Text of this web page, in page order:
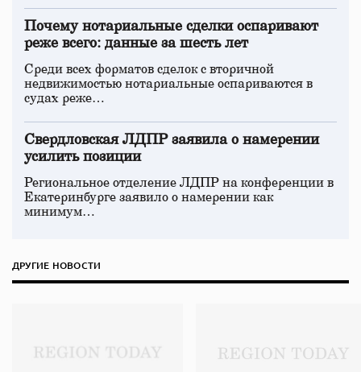
Почему нотариальные сделки оспаривают
реже всего: данные за шесть лет
Среди всех форматов сделок с вторичной
недвижимостью нотариальные оспариваются в
судах реже…
Свердловская ЛДПР заявила о намерении
усилить позиции
Региональное отделение ЛДПР на конференции в
Екатеринбурге заявило о намерении как
минимум…
ДРУГИЕ НОВОСТИ